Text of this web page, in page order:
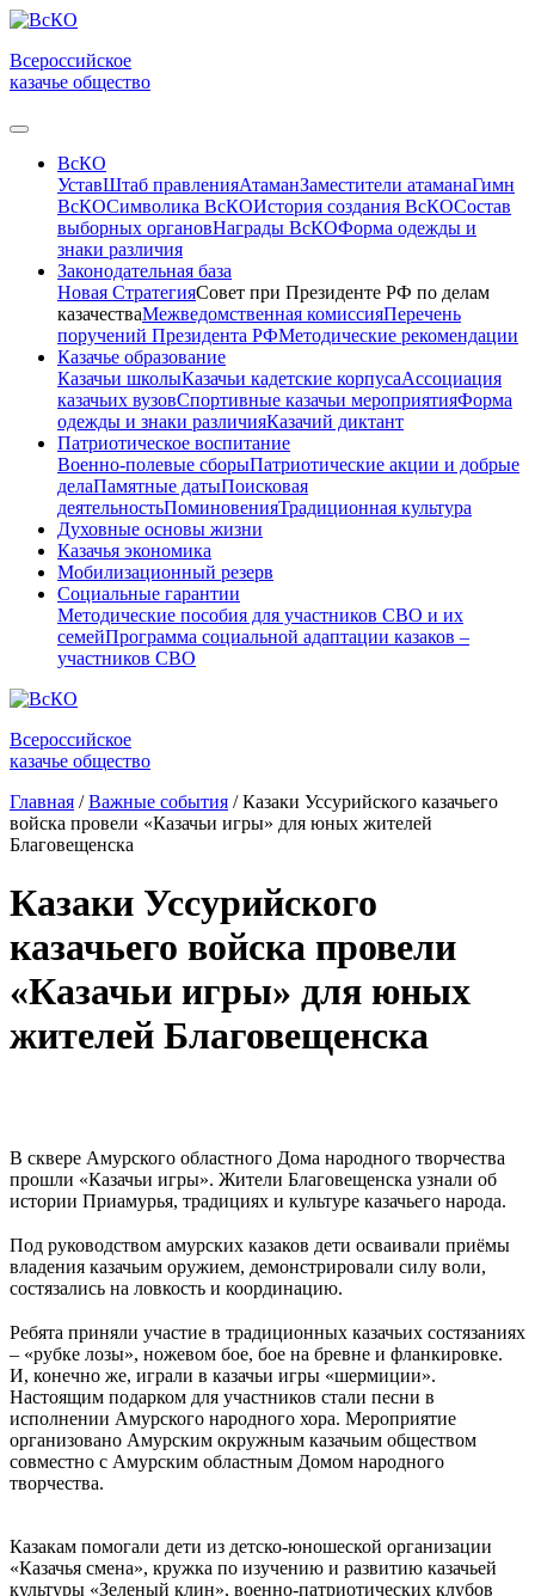
Всероссийское
казачье общество
ВсКО
УставШтаб правленияАтаманЗаместители атаманаГимн
ВсКОСимволика ВсКОИстория создания ВсКОСостав
выборных органовНаграды ВсКОФорма одежды и
знаки различия
Законодательная база
Новая СтратегияСовет при Президенте РФ по делам
казачестваМежведомственная комиссияПеречень
поручений Президента РФМетодические рекомендации
Казачье образование
Казачьи школыКазачьи кадетские корпусаАссоциация
казачьих вузовСпортивные казачьи мероприятияФорма
одежды и знаки различияКазачий диктант
Патриотическое воспитание
Военно-полевые сборыПатриотические акции и добрые
делаПамятные датыПоисковая
деятельностьПоминовенияТрадиционная культура
Духовные основы жизни
Казачья экономика
Мобилизационный резерв
Социальные гарантии
Методические пособия для участников СВО и их
семейПрограмма социальной адаптации казаков –
участников СВО
Всероссийское
казачье общество
Главная / Важные события / Казаки Уссурийского казачьего
войска провели «Казачьи игры» для юных жителей
Благовещенска
Казаки Уссурийского
казачьего войска провели
«Казачьи игры» для юных
жителей Благовещенска
В сквере Амурского областного Дома народного творчества
прошли «Казачьи игры». Жители Благовещенска узнали об
истории Приамурья, традициях и культуре казачьего народа.
Под руководством амурских казаков дети осваивали приёмы
владения казачьим оружием, демонстрировали силу воли,
состязались на ловкость и координацию.
Ребята приняли участие в традиционных казачьих состязаниях
– «рубке лозы», ножевом бое, бое на бревне и фланкировке.
И, конечно же, играли в казачьи игры «шермиции».
Настоящим подарком для участников стали песни в
исполнении Амурского народного хора. Мероприятие
организовано Амурским окружным казачьим обществом
совместно с Амурским областным Домом народного
творчества.
Казакам помогали дети из детско-юношеской организации
«Казачья смена», кружка по изучению и развитию казачьей
культуры «Зеленый клин», военно-патриотических клубов